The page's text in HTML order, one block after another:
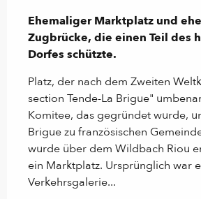
Ehemaliger Marktplatz und
Zugbrücke, die einen Teil des
Dorfes schützte.
Platz, der nach dem Zweiten
section Tende-La Brigue"
Komitee, das gegründet wurde,
Brigue zu französischen
wurde über dem Wildbach Riou
ein Marktplatz. Ursprünglich war
Verkehrsgalerie...